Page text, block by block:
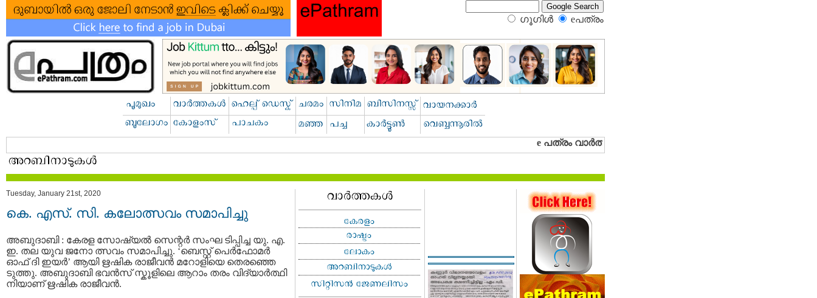
ഗൂഗിള്‍ eപത്രം‍
Tuesday, January 21st, 2020
കെ. എസ്. സി. കലോത്സവം സമാപിച്ചു
അബുദാബി : കേരള സോഷ്യൽ സെന്റർ സംഘ ടിപ്പിച്ച യു. എ.
ഇ. തല യുവ ജനോ ത്സവം സമാപിച്ചു. ‘ബെസ്റ്റ് പെർഫോമർ
ഓഫ് ദി ഇയർ’ ആയി ഋഷിക രാജീവൻ മറോളിയെ തെരഞ്ഞെ
ടുത്തു. അബുദാബി ഭവൻസ് സ്കൂളിലെ ആറാം തരം വിദ്യാർത്ഥി
നിയാണ് ഋഷിക രാജീവൻ.